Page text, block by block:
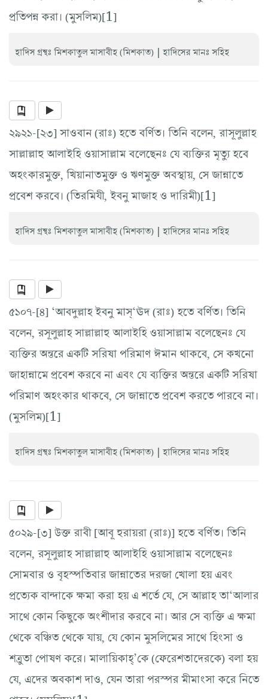
প্রতিপন্ন করা। (মুসলিম)[1]
হাদিস গ্রন্থঃ মিশকাতুল মাসাবীহ (মিশকাত) | হাদিসের মানঃ সহিহ
২৯২১-[২৩] সাওবান (রাঃ) হতে বর্ণিত। তিনি বলেন, রাসূলুল্লাহ
সাল্লাল্লাহু আলাইহি ওয়াসাল্লাম বলেছেনঃ যে ব্যক্তির মৃত্যু হবে
অহংকারমুক্ত, খিয়ানাতমুক্ত ও ঋণমুক্ত অবস্থায়, সে জান্নাতে
প্রবেশ করবে। (তিরমিযী, ইবনু মাজাহ ও দারিমী)[1]
হাদিস গ্রন্থঃ মিশকাতুল মাসাবীহ (মিশকাত) | হাদিসের মানঃ সহিহ
৫১০৭-[৪] ‘আবদুল্লাহ ইবনু মাস্‘ঊদ (রাঃ) হতে বর্ণিত। তিনি
বলেন, রসূলুল্লাহ সাল্লাল্লাহু আলাইহি ওয়াসাল্লাম বলেছেনঃ যে
ব্যক্তির অন্তরে একটি সরিষা পরিমাণ ঈমান থাকবে, সে কখনো
জাহান্নামে প্রবেশ করবে না এবং যে ব্যক্তির অন্তরে একটি সরিষা
পরিমাণ অহংকার থাকবে, সে জান্নাতে প্রবেশ করতে পারবে না।
(মুসলিম)[1]
হাদিস গ্রন্থঃ মিশকাতুল মাসাবীহ (মিশকাত) | হাদিসের মানঃ সহিহ
৫০২৯-[৩] উক্ত রাবী [আবূ হুরায়রা (রাঃ)] হতে বর্ণিত। তিনি
বলেন, রসূলুল্লাহ সাল্লাল্লাহু আলাইহি ওয়াসাল্লাম বলেছেনঃ
সোমবার ও বৃহস্পতিবার জান্নাতের দরজা খোলা হয় এবং
প্রত্যেক বান্দাকে ক্ষমা করা হয় এ শর্তে যে, সে আল্লাহ তা‘আলার
সাথে কোন কিছুকে অংশীদার করবে না। আর সে ব্যক্তি এ ক্ষমা
থেকে বঞ্চিত থেকে যায়, যে কোন মুসলিমের সাথে হিংসা ও
শত্রুতা পোষণ করে। মালায়িকাহ্’কে (ফেরেশতাদেরকে) বলা হয়
যে, এদের অবকাশ দাও, যেন তারা পরস্পর মীমাংসা করে নিতে